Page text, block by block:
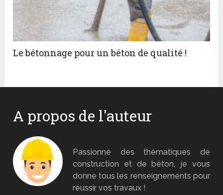
Le bétonnage pour un béton de qualité !
A propos de l'auteur
Passionné des thématiques de
construction et de béton, je vous
donne tous les renseignements pour
réussir vos travaux !